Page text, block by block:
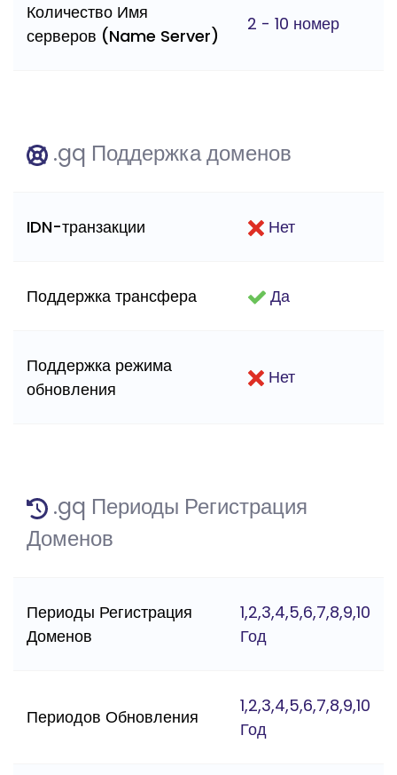
Количество Имя
серверов (Name Server)
2 - 10 номер
.gq Поддержка доменов
IDN-транзакции Нет
Поддержка трансфера Да
Поддержка режима
обновления
Нет
.gq Периоды Регистрация
Доменов
Периоды Регистрация
Доменов
1,2,3,4,5,6,7,8,9,10
Год
Периодов Обновления
1,2,3,4,5,6,7,8,9,10
Год